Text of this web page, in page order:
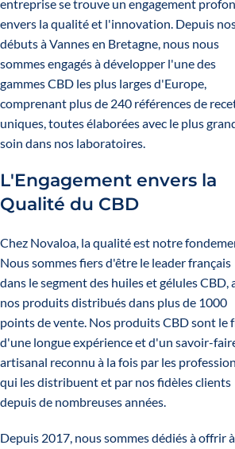
entreprise se trouve un engagement
envers la qualité et l'innovation. Depuis
débuts à Vannes en Bretagne, nous nous
sommes engagés à développer l'une des
gammes CBD les plus larges d'Europe,
comprenant plus de 240 références de
uniques, toutes élaborées avec le plus
soin dans nos laboratoires.
L'Engagement envers la
Qualité du CBD
Chez Novaloa, la qualité est notre
Nous sommes fiers d'être le leader français
dans le segment des huiles et gélules CBD,
nos produits distribués dans plus de 1000
points de vente. Nos produits CBD sont le
d'une longue expérience et d'un savoir-
artisanal reconnu à la fois par les
qui les distribuent et par nos fidèles clients
depuis de nombreuses années.
Depuis 2017, nous sommes dédiés à offrir